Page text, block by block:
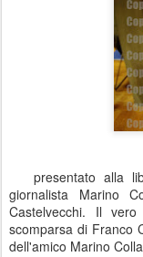
presentato alla
giornalista Marino
Castelvecchi. Il
scomparsa di Franco
dell'amico Marino